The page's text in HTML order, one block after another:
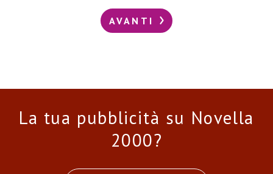
AVANTI
La tua pubblicità su Novella
2000?